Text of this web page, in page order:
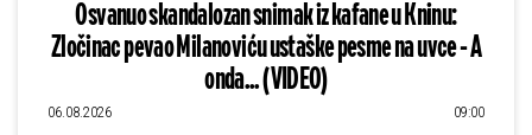
Osvanuo skandalozan snimak iz kafane u Kninu:
Zločinac pevao Milanoviću ustaške pesme na uvce - A
onda... (VIDEO)
06.08.2026 09:00